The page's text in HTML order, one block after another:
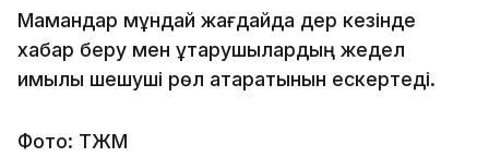
Мамандар мұндай жағдайда дер кезінде
хабар беру мен құтқарушылардың жедел
қимылы шешуші рөл атқаратынын ескертеді.
Фото: ТЖМ